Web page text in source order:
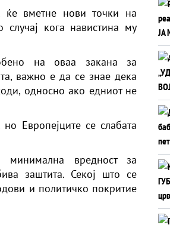
ќе вметне нови точки на
кога навистина му
на оваа закана за
важно е да се знае дека
односно ако едниот не
Европејците се слабата
вредност за
заштита. Секој што се
и политичко покритие